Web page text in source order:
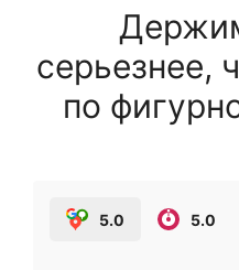
серьезнее,
по
5.0 5.0